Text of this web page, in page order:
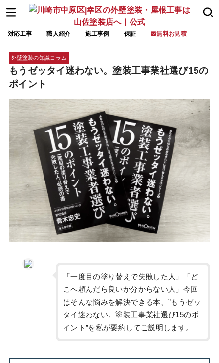
対応工事 職人紹介 施工事例 保証 無料お見積
外壁塗装の知識コラム
もうゼッタイ迷わない。塗装工事業社選び15の
ポイント
「一度目の塗り替えで失敗した人」「ど
こへ頼んだら良いか分からない人」今回
はそんな悩みを解決できる本、”もうゼッ
タイ迷わない。塗装工事業社選び15のポ
イント”を私が要約してご説明します。